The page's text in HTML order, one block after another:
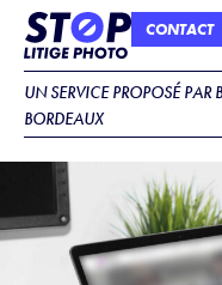
CONTACT
UN SERVICE PROPOSÉ PAR
BORDEAUX